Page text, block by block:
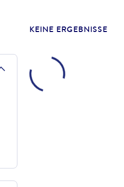
KEINE ERGEBNISSE